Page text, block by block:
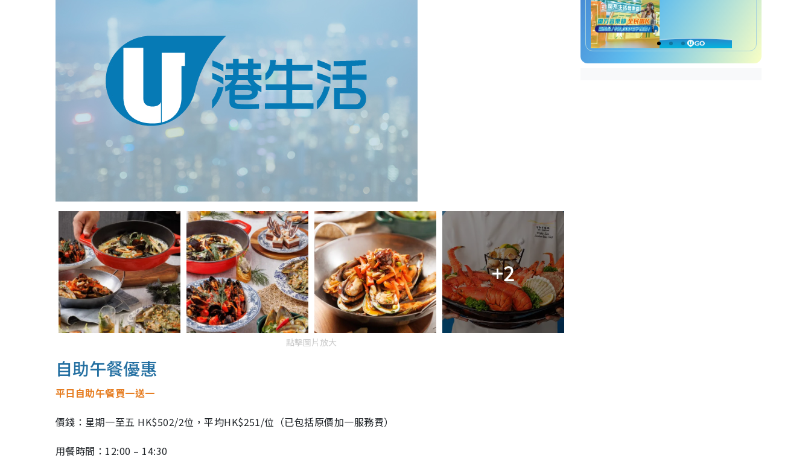
+2
點擊圖片放大
自助午餐優惠
平日自助午餐買一送一
價錢：星期一至五 HK$502/2位，平均HK$251/位（已包括原價加一服務費）
用餐時間：12:00 – 14:30